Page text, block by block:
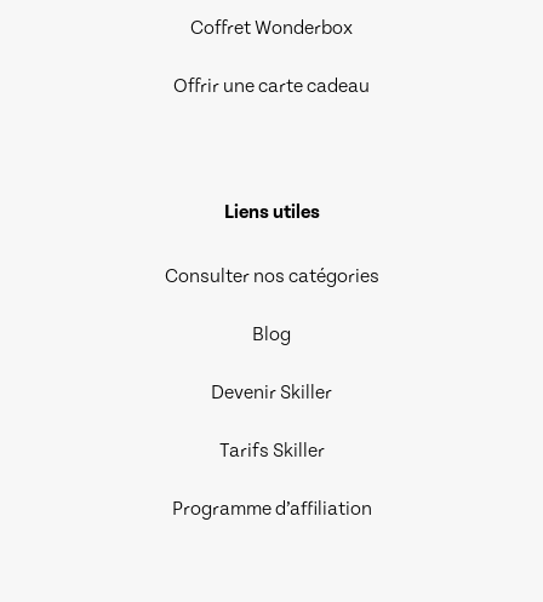
Coffret Wonderbox
Offrir une carte cadeau
Liens utiles
Consulter nos catégories
Blog
Devenir Skiller
Tarifs Skiller
Programme d’affiliation